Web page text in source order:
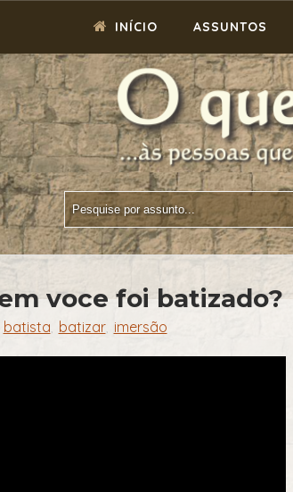
INÍCIO ASSUNTOS
voce foi batizado?
batista batizar, imersão